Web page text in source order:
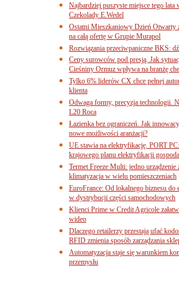
Najbardziej puszyste miejsce tego
Czekolady E.Wedel
Ostatni Mieszkaniowy Dzień Otwarty
na całą ofertę w Grupie Murapol
Rozwiązania przeciwpaniczne BKS:
Ceny surowców pod presją. Jak
Cieśniny Ormuz wpływa na branżę
Tylko 6% liderów CX chce pełnej
klienta
Odwaga formy, precyzja technologii.
L20 Roca
Łazienka bez ograniczeń. Jak
nowe możliwości aranżacji?
UE stawia na elektryfikację. PORT
krajowego planu elektryfikacji
Termet Freeze Multi: jedno urządzenie
klimatyzacja w wielu pomieszczeniach
EuroFrance: Od lokalnego biznesu do
w dystrybucji części samochodowych
Klienci Prime w Credit Agricole
wideo
Dlaczego retailerzy przestają ufać
RFID zmienia sposób zarządzania
Automatyzacja staje się warunkiem
przemysłu